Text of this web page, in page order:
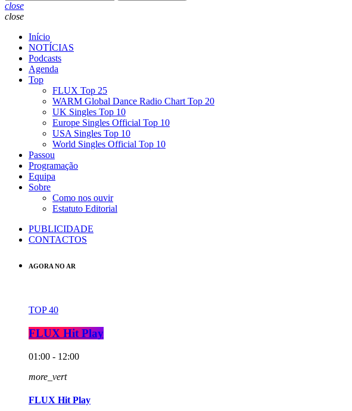
close
close
Início
NOTÍCIAS
Podcasts
Agenda
Top
FLUX Top 25
WARM Global Dance Radio Chart Top 20
UK Singles Top 10
Europe Singles Official Top 10
USA Singles Top 10
World Singles Official Top 10
Passou
Programação
Equipa
Sobre
Como nos ouvir
Estatuto Editorial
PUBLICIDADE
CONTACTOS
AGORA NO AR
TOP 40
FLUX Hit Play
01:00 - 12:00
more_vert
FLUX Hit Play